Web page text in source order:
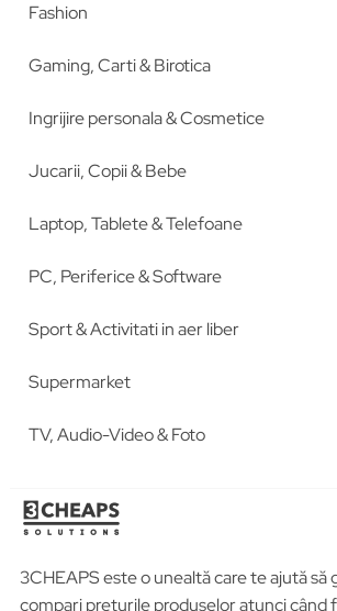
Fashion
Gaming, Carti & Birotica
Ingrijire personala & Cosmetice
Jucarii, Copii & Bebe
Laptop, Tablete & Telefoane
PC, Periferice & Software
Sport & Activitati in aer liber
Supermarket
TV, Audio-Video & Foto
3CHEAPS este o unealtă care te ajută să
compari prețurile produselor atunci când